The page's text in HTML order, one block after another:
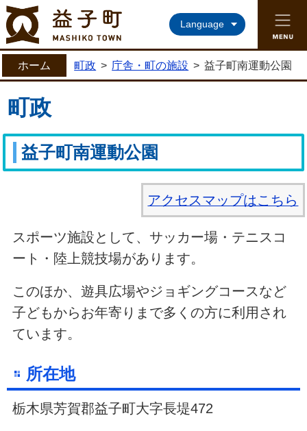
益子町ホームページ
Language
ホーム 町政 > 庁舎・町の施設 > 益子町南運動公園
町政
益子町南運動公園
アクセスマップはこちら
スポーツ施設として、サッカー場・テニスコ
ート・陸上競技場があります。
このほか、遊具広場やジョギングコースなど
子どもからお年寄りまで多くの方に利用され
ています。
所在地
栃木県芳賀郡益子町大字長堤472